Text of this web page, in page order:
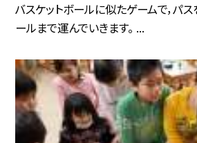
バスケットボールに似たゲームで，パ
ールまで運んでいきます。 ...